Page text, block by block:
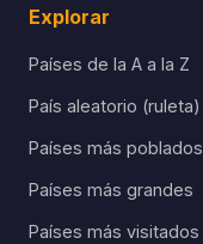
Explorar
Países de la A a la Z
País aleatorio (ruleta)
Países más poblados
Países más grandes
Países más visitados